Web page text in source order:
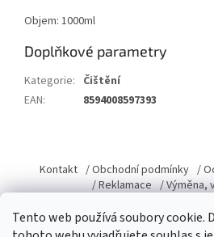
Tento web používá soubory cookie.
Objem: 1000ml
Doplňkové parametry
Kategorie: Čištění
EAN: 8594008597393
p
a
Kontakt / Obchodní podmínky /
/ Reklamace / Výměna,